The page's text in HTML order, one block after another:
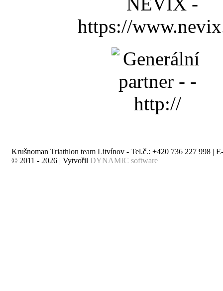
Krušnoman Triathlon team Litvínov - Tel.č.: +420 736 227 998 |
© 2011 - 2026 | Vytvořil DYNAMIC software